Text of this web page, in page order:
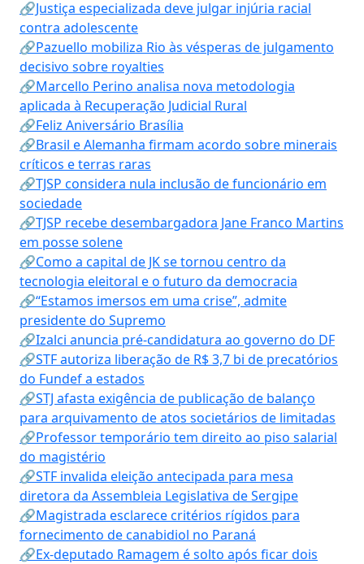
🔗Justiça especializada deve julgar injúria racial
contra adolescente
🔗Pazuello mobiliza Rio às vésperas de julgamento
decisivo sobre royalties
🔗Marcello Perino analisa nova metodologia
aplicada à Recuperação Judicial Rural
🔗Feliz Aniversário Brasília
🔗Brasil e Alemanha firmam acordo sobre minerais
críticos e terras raras
🔗TJSP considera nula inclusão de funcionário em
sociedade
🔗TJSP recebe desembargadora Jane Franco Martins
em posse solene
🔗Como a capital de JK se tornou centro da
tecnologia eleitoral e o futuro da democracia
🔗“Estamos imersos em uma crise”, admite
presidente do Supremo
🔗Izalci anuncia pré-candidatura ao governo do DF
🔗STF autoriza liberação de R$ 3,7 bi de precatórios
do Fundef a estados
🔗STJ afasta exigência de publicação de balanço
para arquivamento de atos societários de limitadas
🔗Professor temporário tem direito ao piso salarial
do magistério
🔗STF invalida eleição antecipada para mesa
diretora da Assembleia Legislativa de Sergipe
🔗Magistrada esclarece critérios rígidos para
fornecimento de canabidiol no Paraná
🔗Ex-deputado Ramagem é solto após ficar dois